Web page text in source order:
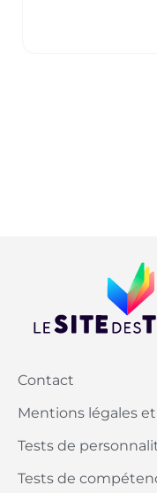
Contact
Mentions légales
Tests de
Tests de